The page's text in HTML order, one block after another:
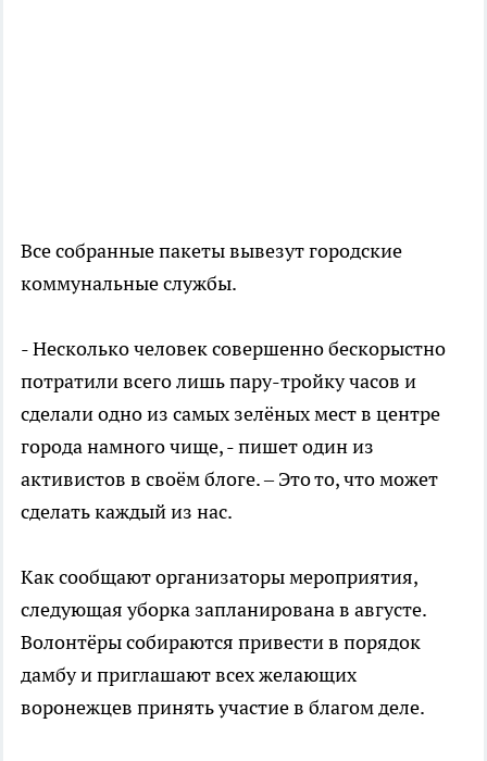
Все собранные пакеты вывезут городские
коммунальные службы.
- Несколько человек совершенно бескорыстно
потратили всего лишь пару-тройку часов и
сделали одно из самых зелёных мест в центре
города намного чище, - пишет один из
активистов в своём блоге. – Это то, что может
сделать каждый из нас.
Как сообщают организаторы мероприятия,
следующая уборка запланирована в августе.
Волонтёры собираются привести в порядок
дамбу и приглашают всех желающих
воронежцев принять участие в благом деле.